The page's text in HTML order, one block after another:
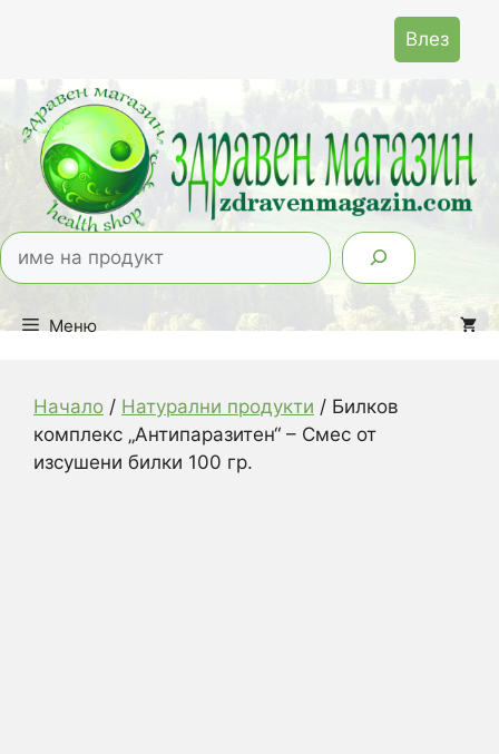
Влез
Меню
Начало / Натурални продукти / Билков
комплекс „Антипаразитен“ – Смес от
изсушени билки 100 гр.